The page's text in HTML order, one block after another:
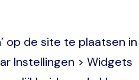
op de site te plaatsen in
Instellingen > Widgets